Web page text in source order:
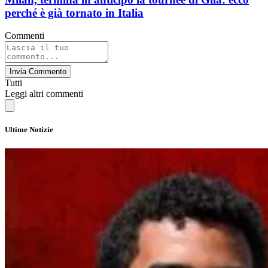
perché è già tornato in Italia
Commenti
Invia Commento
Tutti
Leggi altri commenti
Ultime Notizie